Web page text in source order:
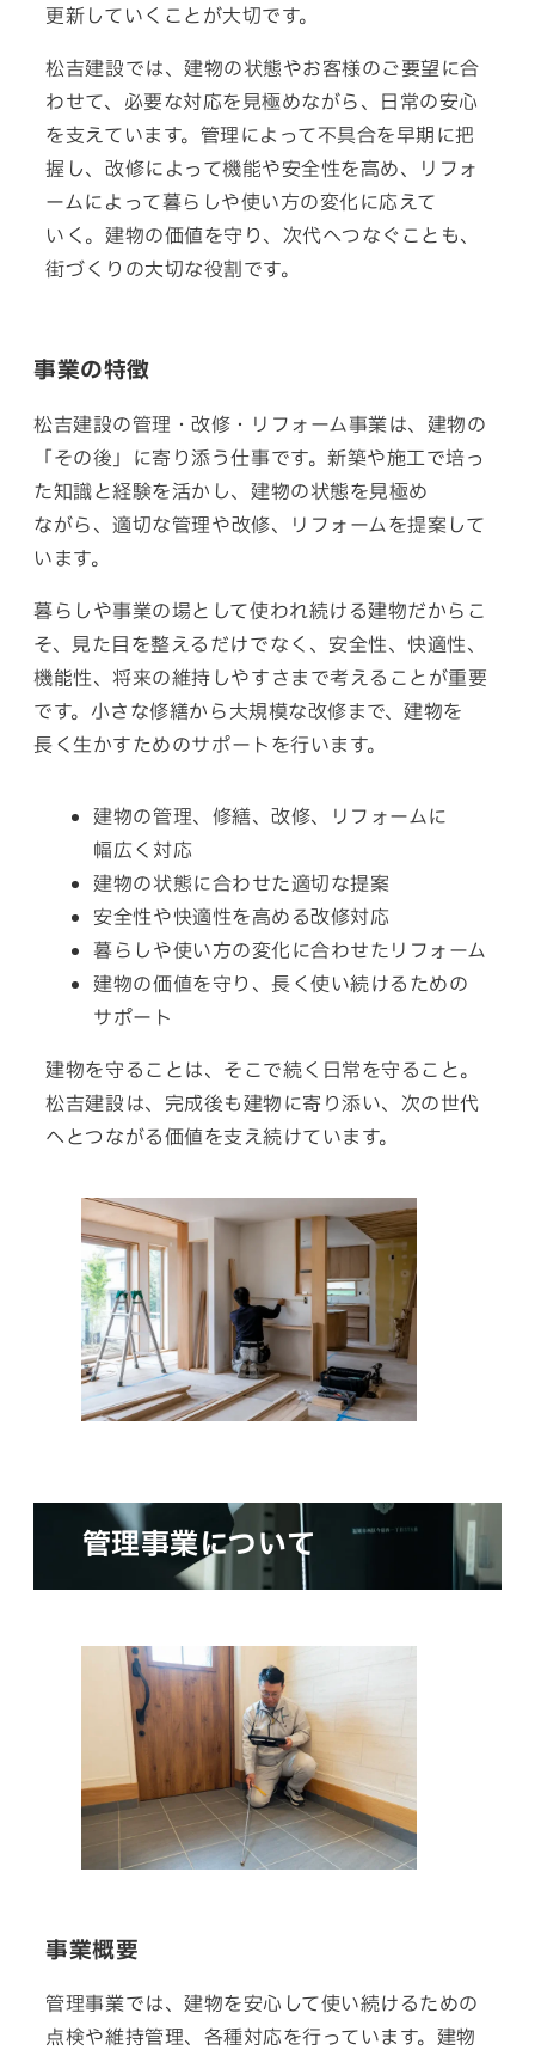
更新していく ことが大切です。
松吉建設では、建物の状態やお客様のご要望に合
わせて、必要な対応を見極めながら、日常の安心
を支えています。管理によって不具合を早期に把
握し、改修によって機能や安全性を高め、リフォ
ームによって暮らしや使い方の変化に応えて
いく。 建物の価値を守り、 次代へつなぐことも、
街づくり の大切な役割です。
事業の特徴
松吉建設の管理・改修・リフォーム事業は、建物の
「その後」に寄り添う仕事です。新築や施工で培っ
た知識と経験を活かし、建物の状態を見極め
ながら、適切な管理や改修、 リフォームを提案 して
います。
暮らしや事業の場として使われ続ける建物だからこ
そ、見た目を整えるだけでなく、安全性、快適性、
機能性、将来の維持しやすさまで考えることが重要
です。小さな修繕から大規模な改修まで、建物を
長く生かすためのサポートを行います。
建物の管理、修繕、改修、 リフォームに
幅広く 対応
建物の状態に合わせた適切な提案
安全性や快適性を高める改修対応
暮らしや使い方の変化に合わせたリフォーム
建物の価値を守り、長く使い続けるための
サポート
建物を守ることは、そこで続く日常を守ること。
松吉建設は、完成後も建物に寄り添い、 次の世代
へとつながる価値を支え続けています。
管理事業について
事業概要
管理事業では、建物を安心して使い続けるための
点検や維持管理、各種対応を行っています。建物